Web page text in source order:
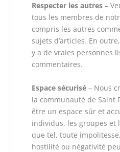
Respecter les autres –
tous les membres de
compris les autres
sujets d’articles. En
y a de vraies personnes
commentaires.
Espace sécurisé – Nous
la communauté de Saint
être un espace sûr et
individus, les groupes et
que tel, toute
hostilité ou négativité